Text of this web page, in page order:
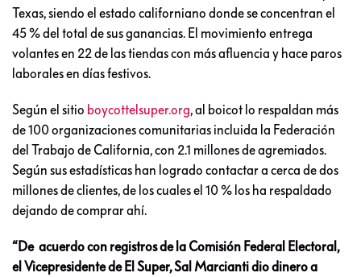
Texas, siendo el estado californiano donde se concentran el
45 % del total de sus ganancias. El movimiento entrega
volantes en 22 de las tiendas con más afluencia y hace paros
laborales en días festivos.
Según el sitio boycottelsuper.org, al boicot lo respaldan más
de 100 organizaciones comunitarias incluida la Federación
del Trabajo de California, con 2.1 millones de agremiados.
Según sus estadísticas han logrado contactar a cerca de dos
millones de clientes, de los cuales el 10 % los ha respaldado
dejando de comprar ahí.
“De acuerdo con registros de la Comisión Federal Electoral,
el Vicepresidente de El Super, Sal Marcianti dio dinero a